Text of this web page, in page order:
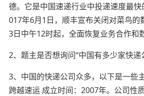
德。它是中国速递行业中投递速度最
017年6月1日，顺丰宣布关闭对菜鸟的
3日中午12时起，全面恢复业务合作和
2、题主是否想询问“中国有多少家快递
3、中国的快递公司众多，以下是一些
跨越速运 成立时间：2007年。公司性